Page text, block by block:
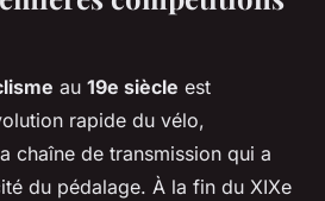
au 19e siècle est
rapide du vélo,
chaîne de transmission qui a
du pédalage. À la fin du XIXe